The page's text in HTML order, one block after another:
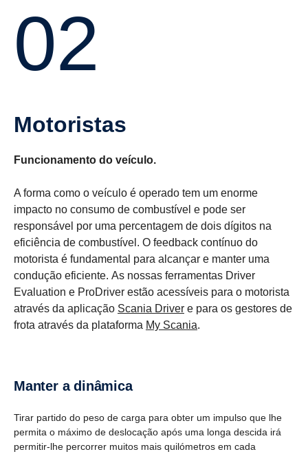
02
Motoristas
Funcionamento do veículo.
A forma como o veículo é operado tem um enorme
impacto no consumo de combustível e pode ser
responsável por uma percentagem de dois dígitos na
eficiência de combustível. O feedback contínuo do
motorista é fundamental para alcançar e manter uma
condução eficiente. As nossas ferramentas Driver
Evaluation e ProDriver estão acessíveis para o motorista
através da aplicação Scania Driver e para os gestores de
frota através da plataforma My Scania.
Manter a dinâmica
Tirar partido do peso de carga para obter um impulso que lhe
permita o máximo de deslocação após uma longa descida irá
permitir-lhe percorrer muitos mais quilómetros em cada